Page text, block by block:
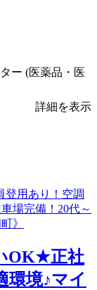
ー (医薬品・医
詳細を表示
OK★正社
環境♪マイ